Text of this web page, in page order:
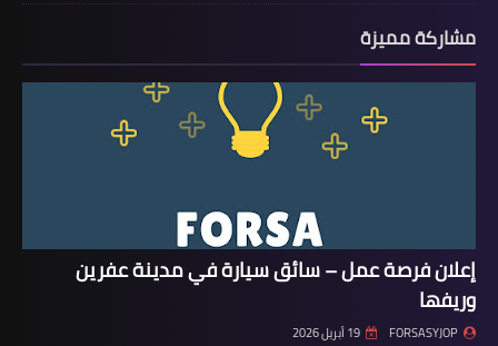
مشاركة مميزة
إعلان فرصة عمل – سائق سيارة في مدينة عفرين
وريفها
FORSASYJOP 19 أبريل 2026